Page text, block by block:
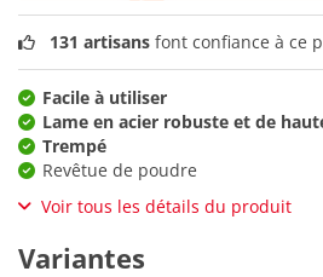
131 artisans font confiance à ce
Facile à utiliser
Lame en acier robuste et de
Trempé
Revêtue de poudre
Voir tous les détails du produit
Variantes